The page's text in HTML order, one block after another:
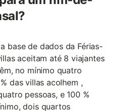
base de dados da Férias-
aceitam até 8 viajantes
no mínimo quatro
das villas acolhem ,
pessoas, e 100 %
dois quartos